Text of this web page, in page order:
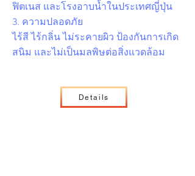
ฟิตเนส และโรงอาบน้ำในประเทศญี่ปุ่น
3. ความปลอดภัย
ไร้สี ไร้กลิ่น ไม่ระคายผิว ป้องกันการเกิด
สนิม และไม่เป็นมลพิษต่อสิ่งแวดล้อม
Details